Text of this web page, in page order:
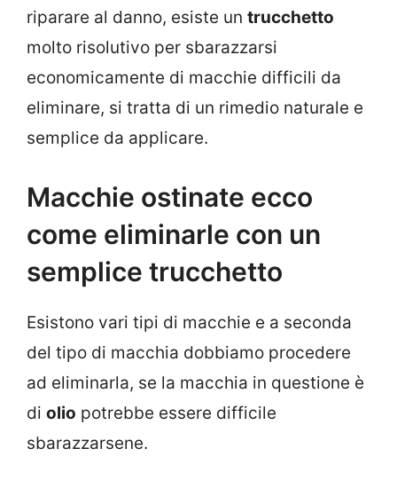
riparare al danno, esiste un trucchetto
molto risolutivo per sbarazzarsi
economicamente di macchie difficili da
eliminare, si tratta di un rimedio naturale e
semplice da applicare.
Macchie ostinate ecco
come eliminarle con un
semplice trucchetto
Esistono vari tipi di macchie e a seconda
del tipo di macchia dobbiamo procedere
ad eliminarla, se la macchia in questione è
di olio potrebbe essere difficile
sbarazzarsene.